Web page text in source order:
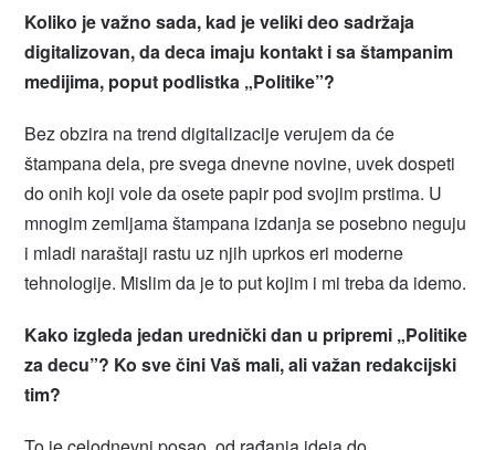
Koliko je važno sada, kad je veliki deo sadržaja
digitalizovan, da deca imaju kontakt i sa štampanim
medijima, poput podlistka „Politike”?
Bez obzira na trend digitalizacije verujem da će
štampana dela, pre svega dnevne novine, uvek dospeti
do onih koji vole da osete papir pod svojim prstima. U
mnogim zemljama štampana izdanja se posebno neguju
i mladi naraštaji rastu uz njih uprkos eri moderne
tehnologije. Mislim da je to put kojim i mi treba da idemo.
Kako izgleda jedan urednički dan u pripremi „Politike
za decu”? Ko sve čini Vaš mali, ali važan redakcijski
tim?